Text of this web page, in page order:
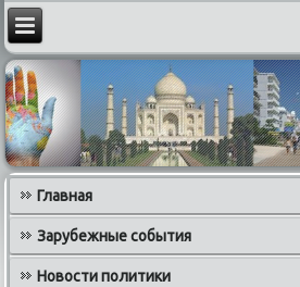
Главная
Зарубежные события
Новости политики